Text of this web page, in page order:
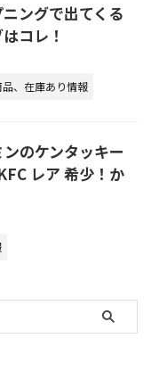
ングで出てくる
コレ！
品、在庫あり情報
ンのケンタッキー
レア 希少！か